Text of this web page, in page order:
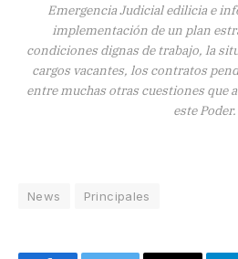
Emergencia Judicial edilicia e
implementación de un plan
condiciones dignas de trabajo, la
cargos vacantes, los contratos
entre muchas otras cuestiones que
este Poder.
News Principales